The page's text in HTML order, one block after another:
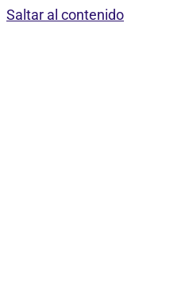
Saltar al contenido